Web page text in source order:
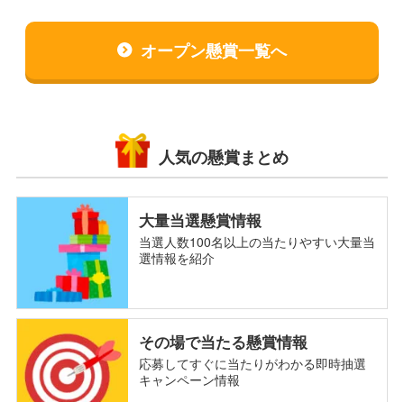
オープン懸賞一覧へ
人気の懸賞まとめ
大量当選懸賞情報
当選人数100名以上の当たりやすい大量当
選情報を紹介
その場で当たる懸賞情報
応募してすぐに当たりがわかる即時抽選
キャンペーン情報